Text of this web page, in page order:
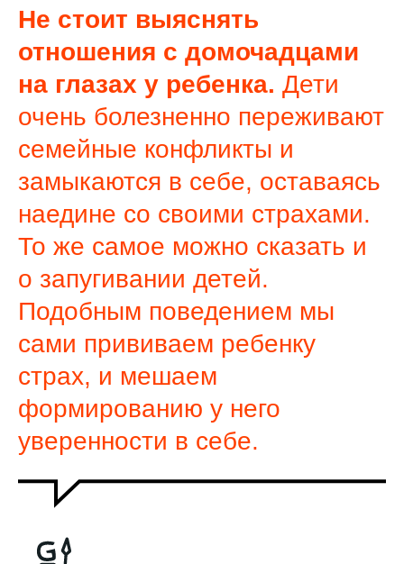
Не стоит выяснять
отношения с домочадцами
на глазах у ребенка. Дети
очень болезненно переживают
семейные конфликты и
замыкаются в себе, оставаясь
наедине со своими страхами.
То же самое можно сказать и
о запугивании детей.
Подобным поведением мы
сами прививаем ребенку
страх, и мешаем
формированию у него
уверенности в себе.